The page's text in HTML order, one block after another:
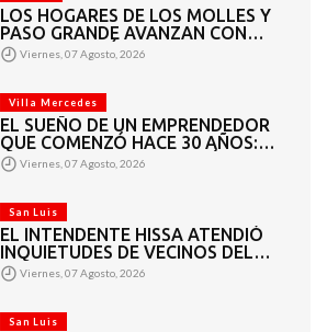
LOS HOGARES DE LOS MOLLES Y
PASO GRANDE AVANZAN CON
MAMPOSTERÍA E
INSTALACIONES
Viernes, 07 Agosto, 2026
Villa Mercedes
EL SUEÑO DE UN EMPRENDEDOR
QUE COMENZÓ HACE 30 AÑOS:
SUPER EUROPA INAUGURÓ SU
CUARTA SUCURSAL EN VILLA
Viernes, 07 Agosto, 2026
San Luis
EL INTENDENTE HISSA ATENDIÓ
INQUIETUDES DE VECINOS DEL
BARRIO AMPPARE
Viernes, 07 Agosto, 2026
San Luis